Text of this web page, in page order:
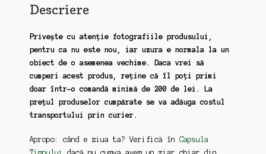
Descriere
Privește cu atenție fotografiile produsului,
pentru ca nu este nou, iar uzura e normala la un
obiect de o asemenea vechime. Daca vrei să
cumperi acest produs, reține că îl poți primi
doar într-o comandă minimă de 200 de lei. La
prețul produselor cumpărate se va adăuga costul
transportului prin curier.
Apropo: când e ziua ta? Verifică în Capsula